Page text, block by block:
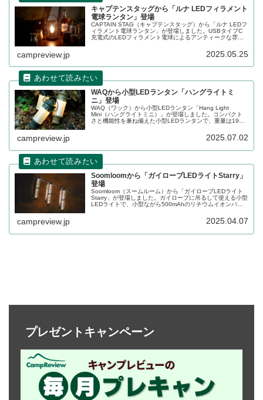
キャプテンスタッグから「ルナ LEDフィラメント
電球ランタン」登場
CAPTAIN STAG（キャプテンスタッグ）から「ルナ LEDフ
ィラメント電球ランタン」が登場しました。USBタイプC
充電式のLEDフィラメント電球によるアンティークな雰囲
campreview.jp 2025.05.25
WAQから小型LEDランタン「ハングライトミ
ニ」登場
WAQ（ワック）から小型LEDランタン「Hang Light
Mini（ハングライトミニ）」が登場しました。コンパクト
さと機能性を兼ね備えた小型LEDランタンで、重量は195g
な使い方が可能です。詳細をレビューします。
campreview.jp 2025.07.02
Soomloomから「ガイロープLEDライトStarry」
登場
Soomloom（スームルーム）から「ガイロープLEDライト
Starry」が登場しました。ガイロープに吊るして使える小型
LEDライトで、小型ながら500mAhのリチウムイオンバッ
まで使うことができます。詳細をレビューします。
campreview.jp 2025.04.07
プレゼントキャンペーン